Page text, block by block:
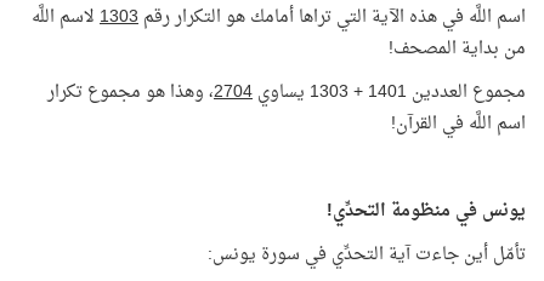
اسم اللَّه في هذه الآية التي تراها أمامك هو التكرار رقم1303لاسم اللَّه
من بداية المصحف!
مجموع العددين 1401 + 1303 يساوي
2704، وهذا هو مجموع تكرار
اسم اللَّه في القرآن!
يونس في منظومة التحدِّي!
تأمّل أين جاءت آية التحدِّي في سورة يونس: